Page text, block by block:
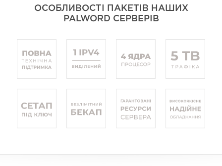
ОСОБЛИВОСТІ ПАКЕТІВ НАШИХ
PALWORD СЕРВЕРІВ